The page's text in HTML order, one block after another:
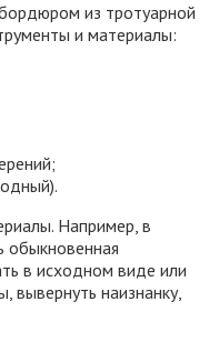
из тротуарной
и материалы:
Например, в
обыкновенная
в исходном виде или
вывернуть наизнанку,